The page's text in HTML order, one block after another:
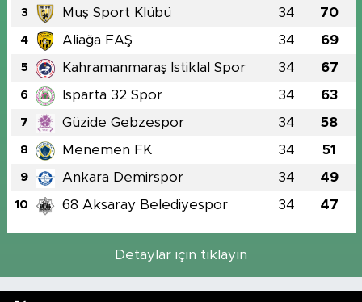
3 Muş Sport Klübü 34 70
4 Aliağa FAŞ 34 69
5 Kahramanmaraş İstiklal Spor 34 67
6 Isparta 32 Spor 34 63
7 Güzide Gebzespor 34 58
8 Menemen FK 34 51
9 Ankara Demirspor 34 49
10 68 Aksaray Belediyespor 34 47
Detaylar için tıklayın